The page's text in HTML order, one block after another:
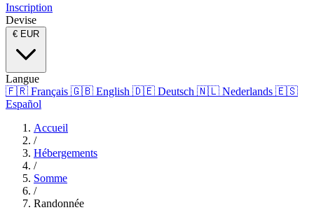
Inscription
Devise
€ EUR
Langue
🇫🇷 Français 🇬🇧 English 🇩🇪 Deutsch 🇳🇱 Nederlands 🇪🇸
Español
Accueil
/
Hébergements
/
Somme
/
Randonnée